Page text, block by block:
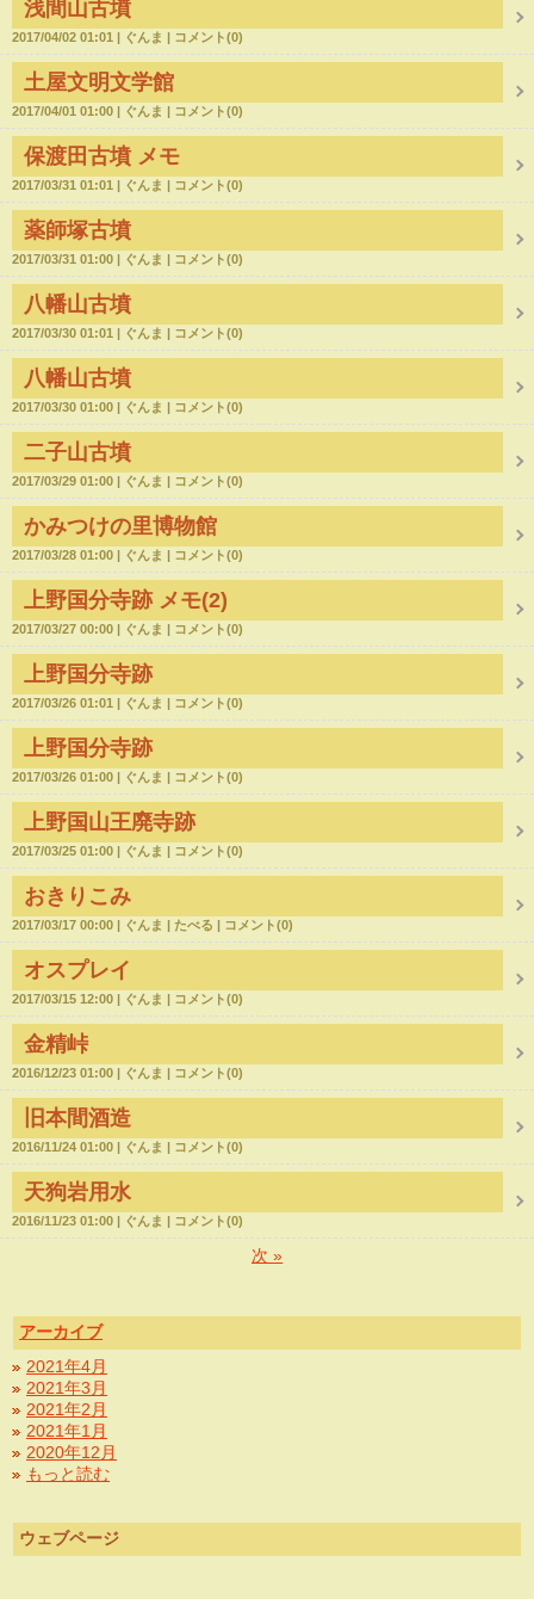
浅間山古墳
2017/04/02 01:01 ぐんま コメント(0)
土屋文明文学館
2017/04/01 01:00 ぐんま コメント(0)
保渡田古墳 メモ
2017/03/31 01:01 ぐんま コメント(0)
薬師塚古墳
2017/03/31 01:00 ぐんま コメント(0)
八幡山古墳
2017/03/30 01:01 ぐんま コメント(0)
八幡山古墳
2017/03/30 01:00 ぐんま コメント(0)
二子山古墳
2017/03/29 01:00 ぐんま コメント(0)
かみつけの里博物館
2017/03/28 01:00 ぐんま コメント(0)
上野国分寺跡 メモ(2)
2017/03/27 00:00 ぐんま コメント(0)
上野国分寺跡
2017/03/26 01:01 ぐんま コメント(0)
上野国分寺跡
2017/03/26 01:00 ぐんま コメント(0)
上野国山王廃寺跡
2017/03/25 01:00 ぐんま コメント(0)
おきりこみ
2017/03/17 00:00 ぐんま たべる コメント(0)
オスプレイ
2017/03/15 12:00 ぐんま コメント(0)
金精峠
2016/12/23 01:00 ぐんま コメント(0)
旧本間酒造
2016/11/24 01:00 ぐんま コメント(0)
天狗岩用水
2016/11/23 01:00 ぐんま コメント(0)
次 »
アーカイブ
2021年4月
2021年3月
2021年2月
2021年1月
2020年12月
もっと読む
ウェブページ